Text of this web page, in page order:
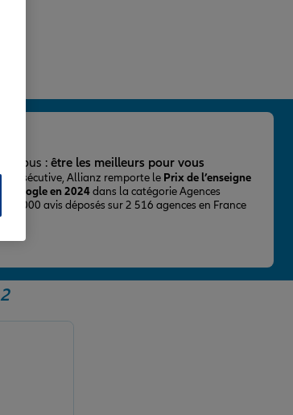
nous :être les meilleurs pour vous
consécutive, Allianz remporte le Prix de l’enseigne
Google en 2024dans la catégorie Agences
43 000 avis déposés sur 2 516 agences en France
5.